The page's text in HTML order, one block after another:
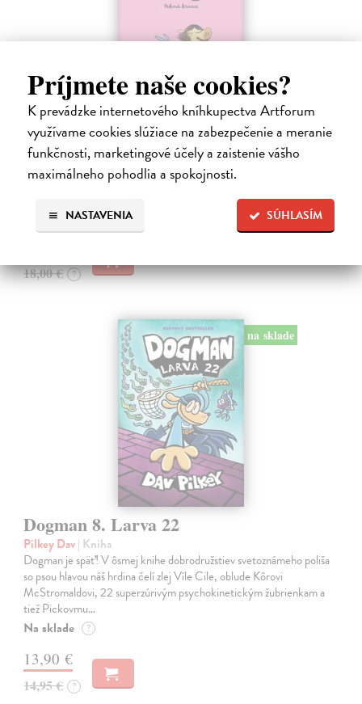
Príjmete naše cookies?
K prevádzke internetového kníhkupectva Artforum
využívame cookies slúžiace na zabezpečenie a meranie
funkčnosti, marketingové účely a zaistenie vášho
maximálneho pohodlia a spokojnosti.
SÚHLASÍM
NASTAVENIA
Ariol 4
Guibert Emmanuel| Kniha
PEŤULA je krásna a ako pekne vonia! Ariol sedí v triede rovno za ňou
a vo svojich myšlienkach ju zasýpa komplimentami. Dokonca si
Na sklade ?
18,00 € ?
na sklade
Dogman 8. Larva 22
Pilkey Dav| Kniha
Dogman je späť! V ôsmej knihe dobrodružstiev svetoznámeho poliša
so psou hlavou náš hrdina čelí zlej Víle Cile, oblude Kôrovi
McStromaldovi, 22 superzúrivým psychokinetickým žubrienkam a
tiež Pickovmu…
Na sklade ?
13,90 €
14,95 € ?